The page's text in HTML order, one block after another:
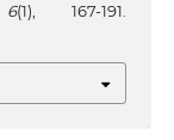
6(1), 167-191.